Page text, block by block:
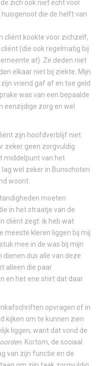
zich ook niet echt voor
die de helft van
cliënt kookte voor zichzelf,
(die ook regelmatig bij
at). Ze deden niet
elkaar niet bij ziekte. Mijn
vriend gaf af en toe geld
was van een bepaalde
eenzijdige zorg en wel
zijn hoofdverblijf niet
zeker geen zorgvuldig
middelpunt van het
wel zeker in Bunschoten
woont.
moeten
in het straatje van de
cliënt zegt: ik heb wat
meeste kleren liggen bij mij
mee in de was bij mijn
dus alle van deze
alleen die paar
en het ene shirt dat daar
opvragen of in
kijken om te kunnen zien
liggen, want dat vond de
. Kortom, de sociaal
van zijn functie en de